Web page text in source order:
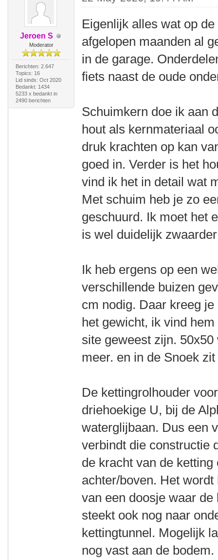
Jeroen S
Moderator
Berichten: 2.647
Topics: 16
Lid sinds: Oct 2020
Bedankt: 1434
5233 x bedankt in
2490 berichten
Eigenlijk alles wat op
afgelopen maanden al
in de garage.
fiets naast de oude
Schuimkern doe ik aan
hout als kernmateriaal
druk krachten op kan
goed in. Verder is het
vind ik het in detail wat
Met schuim heb je zo
geschuurd. Ik moet het
is wel duidelijk
Ik heb ergens op een
verschillende buizen
cm nodig. Daar kreeg
het gewicht, ik vind
site geweest zijn.
meer. en in de Snoek
De kettingrolhouder
driehoekige U, bij de
waterglijbaan. Dus een
verbindt die constructie
de kracht van de
achter/boven. Het
van een doosje waar
steekt ook nog naar
kettingtunnel. Mogelijk
nog vast aan de